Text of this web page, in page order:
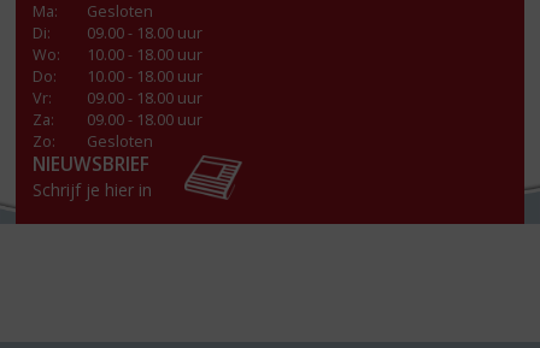
Ma:
Gesloten
Di:
09.00 - 18.00 uur
Wo:
10.00 - 18.00 uur
Do:
10.00 - 18.00 uur
Vr:
09.00 - 18.00 uur
Za:
09.00 - 18.00 uur
Zo:
Gesloten
NIEUWSBRIEF
Schrijf je hier in